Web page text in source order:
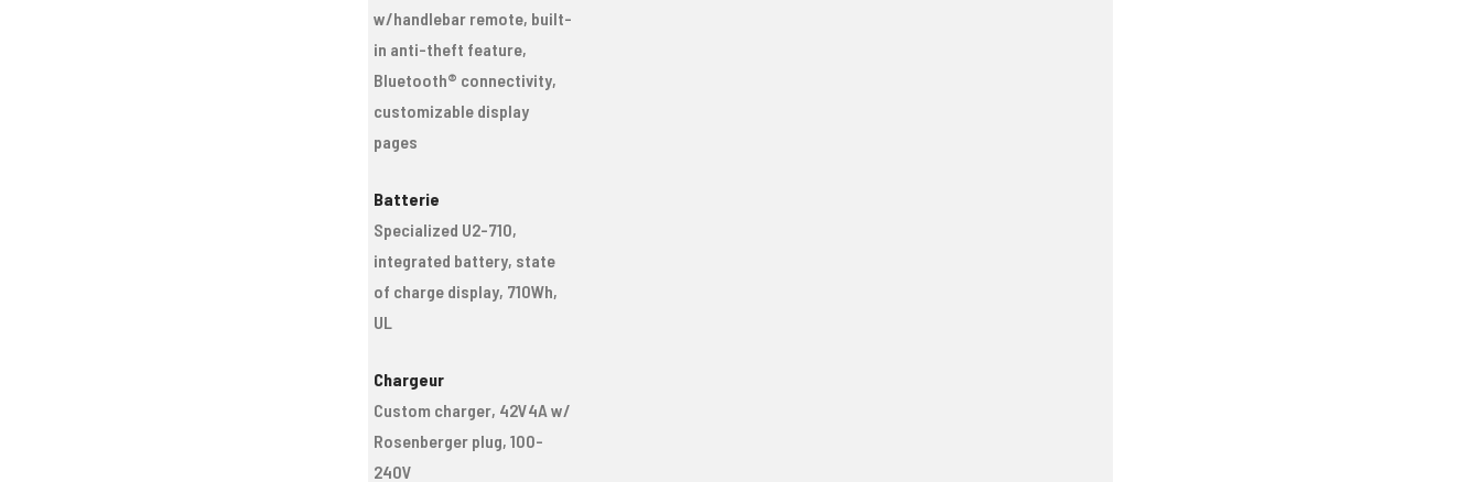
w/handlebar remote, built-
in anti-theft feature,
Bluetooth® connectivity,
customizable display
pages
Batterie
Specialized U2-710,
integrated battery, state
of charge display, 710Wh,
UL
Chargeur
Custom charger, 42V4A w/
Rosenberger plug, 100-
240V